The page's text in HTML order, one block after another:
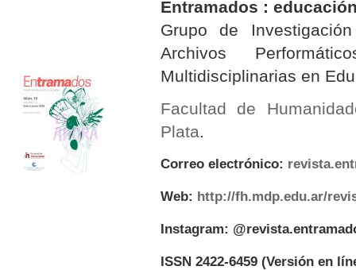
Entramados :
Grupo de
Archivos
Multidisciplinarias en
Facultad de
Plata.
Correo electrónico:
Web: http://fh.mdp.edu.ar/
Instagram:
ISSN 2422-6459(Versión en